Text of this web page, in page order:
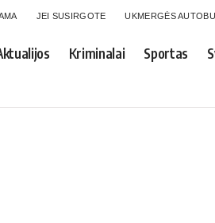
JEI SUSIRGOTE UKMERGĖS
Kriminalai Sportas